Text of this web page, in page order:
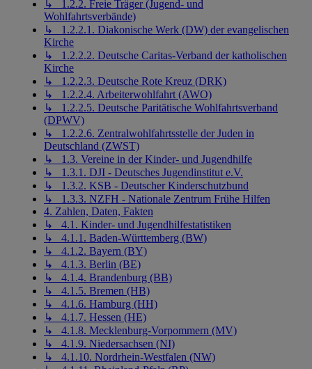
↳ 1.2.2. Freie Träger (Jugend- und
Wohlfahrtsverbände)
↳ 1.2.2.1. Diakonische Werk (DW) der evangelischen
Kirche
↳ 1.2.2.2. Deutsche Caritas-Verband der katholischen
Kirche
↳ 1.2.2.3. Deutsche Rote Kreuz (DRK)
↳ 1.2.2.4. Arbeiterwohlfahrt (AWO)
↳ 1.2.2.5. Deutsche Paritätische Wohlfahrtsverband
(DPWV)
↳ 1.2.2.6. Zentralwohlfahrtsstelle der Juden in
Deutschland (ZWST)
↳ 1.3. Vereine in der Kinder- und Jugendhilfe
↳ 1.3.1. DJI - Deutsches Jugendinstitut e.V.
↳ 1.3.2. KSB - Deutscher Kinderschutzbund
↳ 1.3.3. NZFH - Nationale Zentrum Frühe Hilfen
4. Zahlen, Daten, Fakten
↳ 4.1. Kinder- und Jugendhilfestatistiken
↳ 4.1.1. Baden-Württemberg (BW)
↳ 4.1.2. Bayern (BY)
↳ 4.1.3. Berlin (BE)
↳ 4.1.4. Brandenburg (BB)
↳ 4.1.5. Bremen (HB)
↳ 4.1.6. Hamburg (HH)
↳ 4.1.7. Hessen (HE)
↳ 4.1.8. Mecklenburg-Vorpommern (MV)
↳ 4.1.9. Niedersachsen (NI)
↳ 4.1.10. Nordrhein-Westfalen (NW)